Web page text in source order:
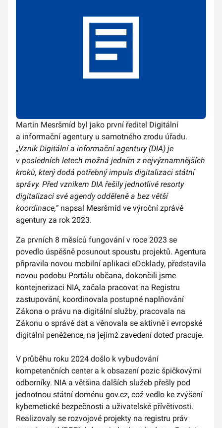
Martin Mesršmíd byl jako první ředitel Digitální
a informační agentury u samotného zrodu úřadu.
„Vznik Digitální a informační agentury (DIA) je
v posledních letech možná jedním z nejvýznamnějších
kroků, který dodá potřebný impuls digitalizaci státní
správy. Před vznikem DIA řešily jednotlivé resorty
digitalizaci své agendy odděleně a bez větší
koordinace,“ napsal Mesršmíd ve výroční zprávě
agentury za rok 2023.
Za prvních 8 měsíců fungování v roce 2023 se
povedlo úspěšně posunout spoustu projektů. Agentura
připravila novou mobilní aplikaci eDoklady, představila
novou podobu Portálu občana, dokončili jsme
kontejnerizaci NIA, začala pracovat na Registru
zastupování, koordinovala postupné naplňování
Zákona o právu na digitální služby, pracovala na
Zákonu o správě dat a věnovala se aktivně i evropské
digitální peněžence, na jejímž zavedení doteď pracuje.
V průběhu roku 2024 došlo k vybudování
kompetenčních center a k obsazení pozic špičkovými
odborníky. NIA a většina dalších služeb přešly pod
jednotnou státní doménu gov.cz, což vedlo ke zvýšení
kybernetické bezpečnosti a uživatelské přívětivosti.
Realizovaly se rozvojové projekty na registru práv